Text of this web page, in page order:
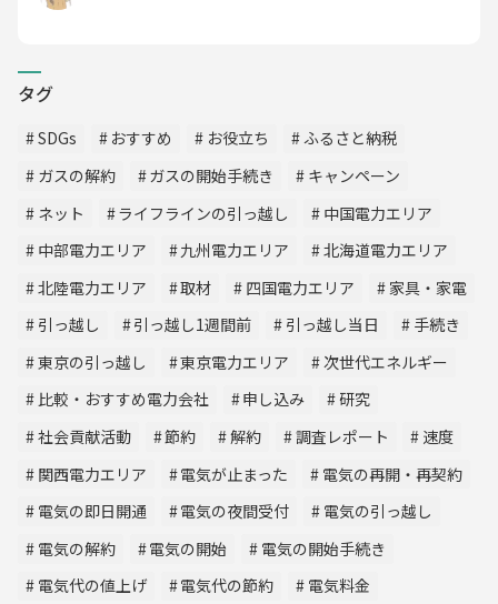
タグ
SDGs おすすめ お役立ち
ふるさと納税
ガスの解約
ガスの開始手続き
キャンペーン
ネット
ライフラインの引っ越し
中国電力エリア
中部電力エリア
九州電力エリア
北海道電力エリア
北陸電力エリア
取材 四国電力エリア
家具・家電
引っ越し
引っ越し1週間前 引っ越し当日
手続き
東京の引っ越し
東京電力エリア
次世代エネルギー
比較・おすすめ電力会社
申し込み
研究
社会貢献活動
節約 解約 調査レポート
速度
関西電力エリア
電気が止まった
電気の再開・再契約
電気の即日開通
電気の夜間受付
電気の引っ越し
電気の解約
電気の開始
電気の開始手続き
電気代の値上げ
電気代の節約
電気料金